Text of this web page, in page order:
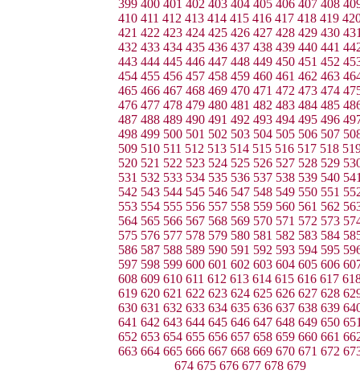
399 400 401 402 403 404 405 406 407 408
410 411 412 413 414 415 416 417 418 419
421 422 423 424 425 426 427 428 429 430
432 433 434 435 436 437 438 439 440 441
443 444 445 446 447 448 449 450 451 452
454 455 456 457 458 459 460 461 462 463
465 466 467 468 469 470 471 472 473 474
476 477 478 479 480 481 482 483 484 485
487 488 489 490 491 492 493 494 495 496
498 499 500 501 502 503 504 505 506 507
509 510 511 512 513 514 515 516 517 518
520 521 522 523 524 525 526 527 528 529
531 532 533 534 535 536 537 538 539 540
542 543 544 545 546 547 548 549 550 551
553 554 555 556 557 558 559 560 561 562
564 565 566 567 568 569 570 571 572 573
575 576 577 578 579 580 581 582 583 584
586 587 588 589 590 591 592 593 594 595
597 598 599 600 601 602 603 604 605 606
608 609 610 611 612 613 614 615 616 617
619 620 621 622 623 624 625 626 627 628
630 631 632 633 634 635 636 637 638 639
641 642 643 644 645 646 647 648 649 650
652 653 654 655 656 657 658 659 660 661
663 664 665 666 667 668 669 670 671 672
674 675 676 677 678 679